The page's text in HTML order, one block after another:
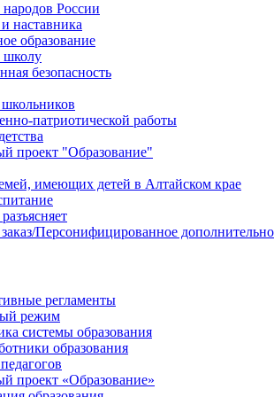
народов России
наставника
образование
школу
безопасность
школьников
патриотической работы
проект "Образование"
имеющих детей в Алтайском крае
Персонифицированное
регламенты
режим
системы образования
образования
проект «Образование»